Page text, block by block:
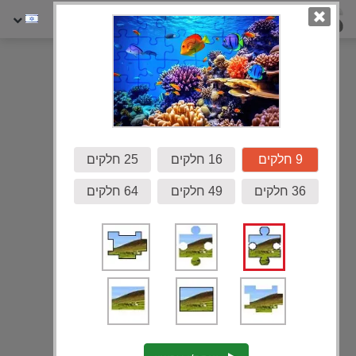
גלריה
9 חלקים 16 חלקים 25 חלקים
36 חלקים 49 חלקים 64 חלקים